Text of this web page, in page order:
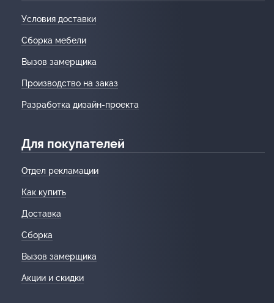
Условия доставки
Сборка мебели
Вызов замерщика
Производство на заказ
Разработка дизайн-проекта
Для покупателей
Отдел рекламации
Как купить
Доставка
Сборка
Вызов замерщика
Акции и скидки